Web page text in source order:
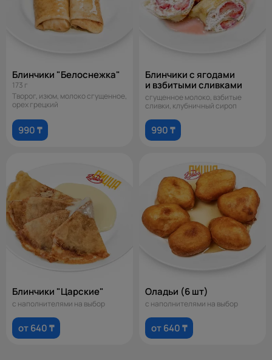
Блинчики "Белоснежка"
173 г
Творог, изюм, молоко сгущенное,
орех грецкий
990 ₸
Блинчики с ягодами
и взбитыми сливками
сгущенное молоко, взбитые
сливки, клубничный сироп
990 ₸
Блинчики "Царские"
с наполнителями на выбор
от 640 ₸
Оладьи (6 шт)
с наполнителями на выбор
от 640 ₸